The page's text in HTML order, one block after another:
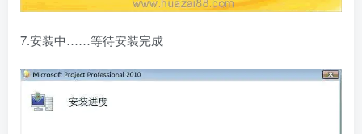
7.安装中……等待安装完成